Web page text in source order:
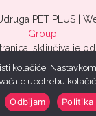
PET PLUS |
Group
isključiva je
PLUS.
kolačiće.
upotrebu
Odbijam